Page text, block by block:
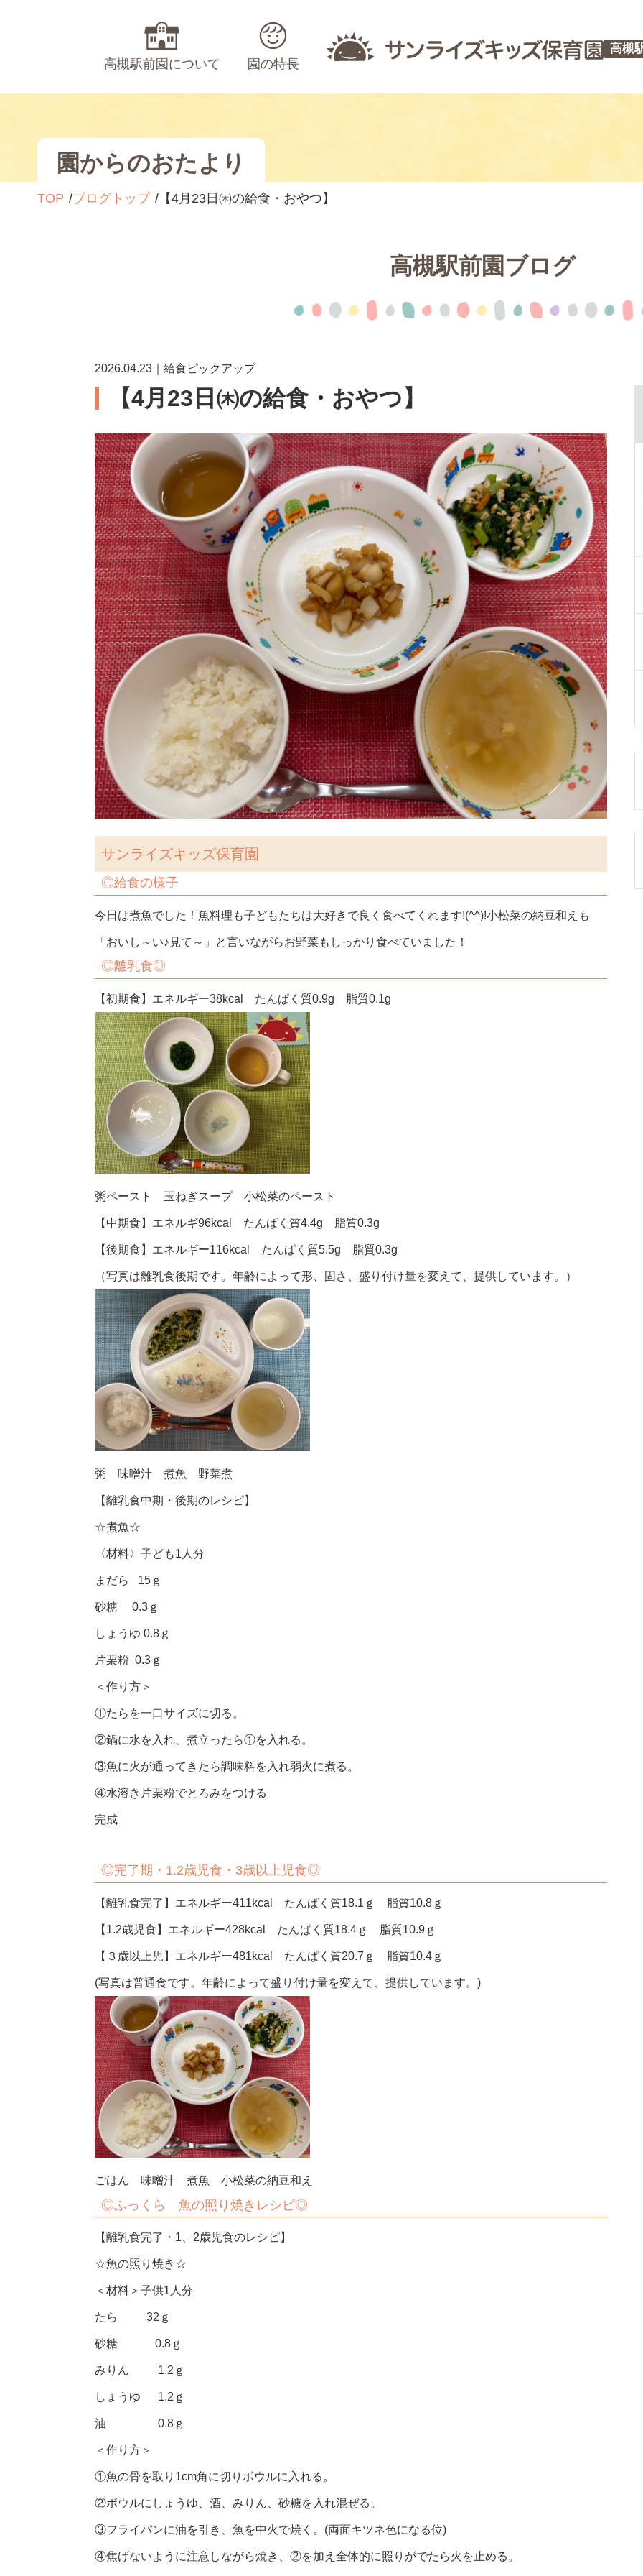
高槻駅前園について 園の特長
高槻
園からのおたより
TOP ブログトップ 【4月23日㈭の給食・おやつ】
高槻駅前園ブログ
2026.04.23｜給食ピックアップ
【4月23日㈭の給食・おやつ】
サンライズキッズ保育園
◎給食の様子
今日は煮魚でした！魚料理も子どもたちは大好きで良く食べてくれます!(^^)!小松菜の納豆和えも
「おいし～い♪見て～」と言いながらお野菜もしっかり食べていました！
◎離乳食◎
【初期食】エネルギー38kcal たんぱく質0.9g 脂質0.1g
粥ペースト 玉ねぎスープ 小松菜のペースト
【中期食】エネルギ96kcal たんぱく質4.4g 脂質0.3g
【後期食】エネルギー116kcal たんぱく質5.5g 脂質0.3g
（写真は離乳食後期です。年齢によって形、固さ、盛り付け量を変えて、提供しています。）
粥 味噌汁 煮魚 野菜煮
【離乳食中期・後期のレシピ】
☆煮魚☆
〈材料〉子ども1人分
まだら 15ｇ
砂糖 0.3ｇ
しょうゆ 0.8ｇ
片栗粉 0.3ｇ
＜作り方＞
①たらを一口サイズに切る。
②鍋に水を入れ、煮立ったら①を入れる。
③魚に火が通ってきたら調味料を入れ弱火に煮る。
④水溶き片栗粉でとろみをつける
完成
◎完了期・1.2歳児食・3歳以上児食◎
【離乳食完了】エネルギー411kcal たんぱく質18.1ｇ 脂質10.8ｇ
【1.2歳児食】エネルギー428kcal たんぱく質18.4ｇ 脂質10.9ｇ
【３歳以上児】エネルギー481kcal たんぱく質20.7ｇ 脂質10.4ｇ
(写真は普通食です。年齢によって盛り付け量を変えて、提供しています。)
ごはん 味噌汁 煮魚 小松菜の納豆和え
◎ふっくら 魚の照り焼きレシピ◎
【離乳食完了・1、2歳児食のレシピ】
☆魚の照り焼き☆
＜材料＞子供1人分
たら 32ｇ
砂糖 0.8ｇ
みりん 1.2ｇ
しょうゆ 1.2ｇ
油 0.8ｇ
＜作り方＞
①魚の骨を取り1cm角に切りボウルに入れる。
②ボウルにしょうゆ、酒、みりん、砂糖を入れ混ぜる。
③フライパンに油を引き、魚を中火で焼く。(両面キツネ色になる位)
④焦げないように注意しながら焼き、②を加え全体的に照りがでたら火を止める。